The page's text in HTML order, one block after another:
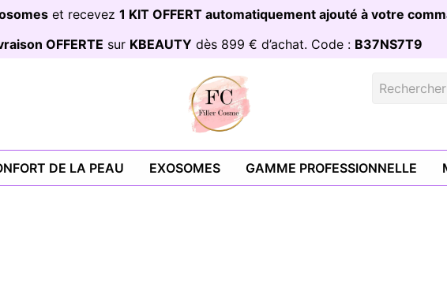
et recevez 1 KIT OFFERT automatiquement ajouté à votre
OFFERTE sur KBEAUTY dès 899 € d’achat. Code : B37NS7T9
DE LA PEAU EXOSOMES GAMME PROFESSIONNELLE